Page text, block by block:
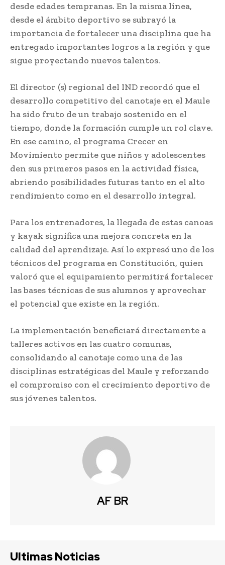
desde edades tempranas. En la misma línea,
desde el ámbito deportivo se subrayó la
importancia de fortalecer una disciplina que ha
entregado importantes logros a la región y que
sigue proyectando nuevos talentos.
El director (s) regional del IND recordó que el
desarrollo competitivo del canotaje en el Maule
ha sido fruto de un trabajo sostenido en el
tiempo, donde la formación cumple un rol clave.
En ese camino, el programa Crecer en
Movimiento permite que niños y adolescentes
den sus primeros pasos en la actividad física,
abriendo posibilidades futuras tanto en el alto
rendimiento como en el desarrollo integral.
Para los entrenadores, la llegada de estas canoas
y kayak significa una mejora concreta en la
calidad del aprendizaje. Así lo expresó uno de los
técnicos del programa en Constitución, quien
valoró que el equipamiento permitirá fortalecer
las bases técnicas de sus alumnos y aprovechar
el potencial que existe en la región.
La implementación beneficiará directamente a
talleres activos en las cuatro comunas,
consolidando al canotaje como una de las
disciplinas estratégicas del Maule y reforzando
el compromiso con el crecimiento deportivo de
sus jóvenes talentos.
AF BR
Ultimas Noticias